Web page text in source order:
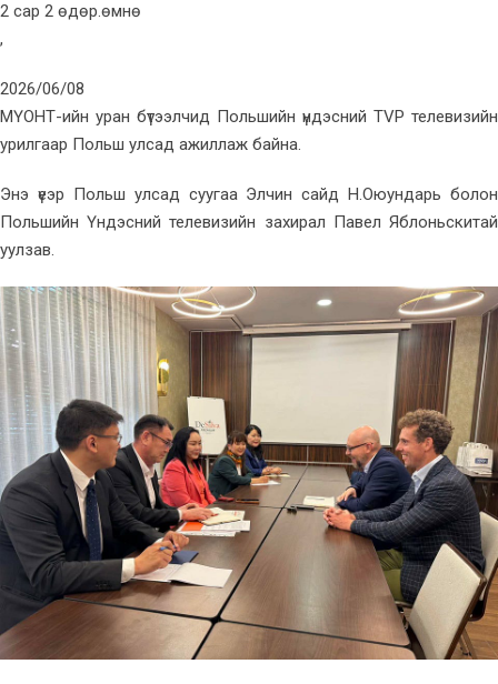
2 сар 2 өдөр.өмнө
,
2026/06/08
МҮОНТ-ийн уран бүтээлчид Польшийн үндэсний TVP телевизийн
урилгаар Польш улсад ажиллаж байна.
Энэ үеэр Польш улсад суугаа Элчин сайд Н.Оюундарь болон
Польшийн Үндэсний телевизийн захирал Павел Яблоньскитай
уулзав.